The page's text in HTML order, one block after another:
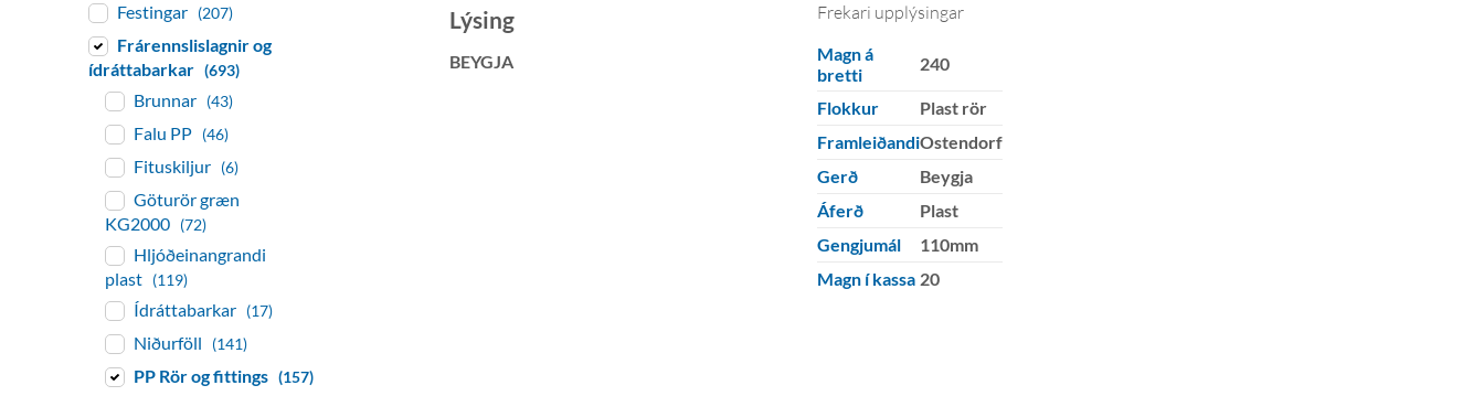
Lýsing
BEYGJA
Frekari upplýsingar
Magn á
bretti
240
Flokkur
Plast rör
FramleiðandiOstendorf
Gerð
Beygja
Áferð
Plast
Gengjumál
110mm
Magn í kassa 20
Festingar (207)
Frárennslislagnir og
ídráttabarkar (693)
Brunnar (43)
Falu PP (46)
Fituskiljur (6)
Göturör græn
KG2000 (72)
Hljóðeinangrandi
plast (119)
Ídráttabarkar (17)
Niðurföll (141)
PP Rör og fittings (157)